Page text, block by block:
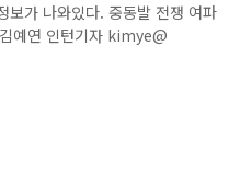
가 나와있다. 중동발 전쟁 여파
예연 인턴기자 kimye@